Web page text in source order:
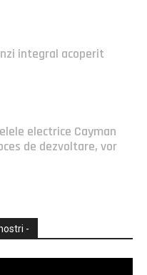
integral acoperit
electrice Cayman
de dezvoltare, vor
-